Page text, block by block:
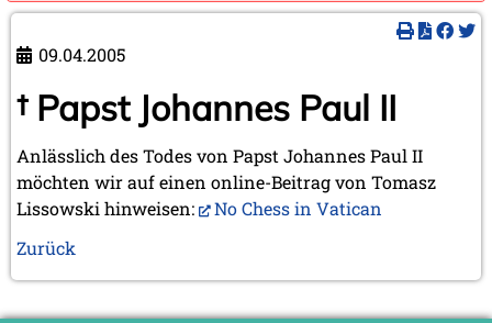
09.04.2005
† Papst Johannes Paul II
Anlässlich des Todes von Papst Johannes Paul II
möchten wir auf einen online-Beitrag von Tomasz
Lissowski hinweisen:
No Chess in Vatican
Zurück